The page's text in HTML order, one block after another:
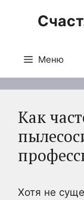
Меню
Как
Хотя не